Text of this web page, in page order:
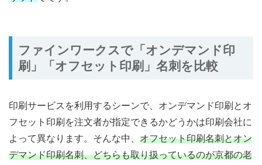
ファインワークスで「オンデマンド印
刷」「オフセット印刷」名刺を比較
印刷サービスを利用するシーンで、オンデマンド印刷とオ
フセット印刷を注文者が指定できるかどうかは印刷会社に
よって異なります。そんな中、 オフセット印刷名刺とオン
デマンド印刷名刺、どちらも取り扱っているのが京都の老